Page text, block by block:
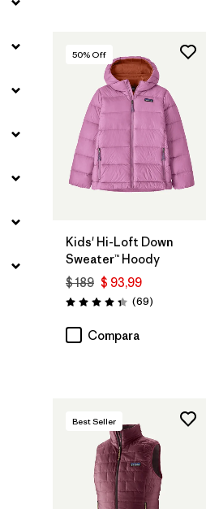
50% Off
Kids' Hi-Loft Down
Sweater™ Hoody
$ 189 $ 93,99
Valoración: 4.3 / 5
(69Comentarios
)
Compara
Best Seller